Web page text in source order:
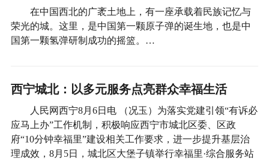
在中国西北的广袤土地上，有一座承载着民族记忆与
荣光的城。这里，是中国第一颗原子弹的诞生地，也是中
国第一颗氢弹研制成功的摇篮。…
西宁城北：以多元服务点亮群众幸福生活
人民网西宁8月6日电 （况玉）为落实党建引领“有诉必
应马上办”工作机制，积极响应西宁市城北区委、区政
府“10分钟幸福里”建设相关工作要求，进一步提升基层治
理成效，8月5日，城北区大堡子镇举行幸福里·综合服务站